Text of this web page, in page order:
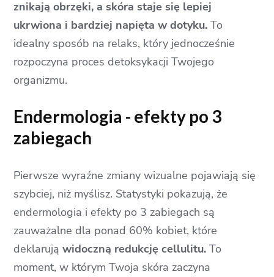
znikają obrzęki, a skóra staje się lepiej
ukrwiona i bardziej napięta w dotyku. To
idealny sposób na relaks, który jednocześnie
rozpoczyna proces detoksykacji Twojego
organizmu.
Endermologia - efekty po 3
zabiegach
Pierwsze wyraźne zmiany wizualne pojawiają się
szybciej, niż myślisz. Statystyki pokazują, że
endermologia i efekty po 3 zabiegach są
zauważalne dla ponad 60% kobiet, które
deklarująwidoczną redukcję cellulitu. To
moment, w którym Twoja skóra zaczyna